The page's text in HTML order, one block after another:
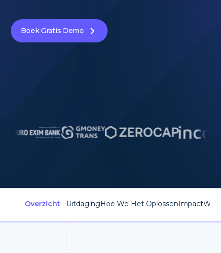
Boek Gratis Demo
Overzicht UitdagingHoe We Het OplossenImpact